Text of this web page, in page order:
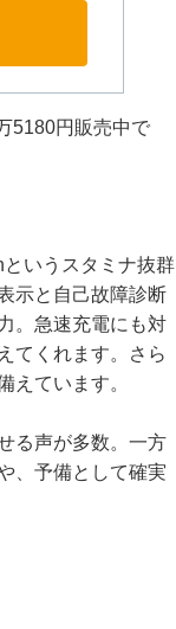
5180円販売中で
いうスタミナ抜群
示と自己故障診断
。急速充電にも対
てくれます。さら
えています。
る声が多数。一方
、予備として確実